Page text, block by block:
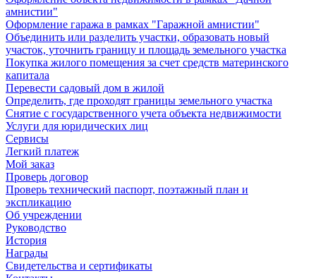
амнистии"
Оформление гаража в рамках "Гаражной амнистии"
Объединить или разделить участки, образовать новый
участок, уточнить границу и площадь земельного участка
Покупка жилого помещения за счет средств материнского
капитала
Перевести садовый дом в жилой
Определить, где проходят границы земельного участка
Снятие с государственного учета объекта недвижимости
Услуги для юридических лиц
Сервисы
Легкий платеж
Мой заказ
Проверь договор
Проверь технический паспорт, поэтажный план и
экспликацию
Об учреждении
Руководство
История
Награды
Свидетельства и сертификаты